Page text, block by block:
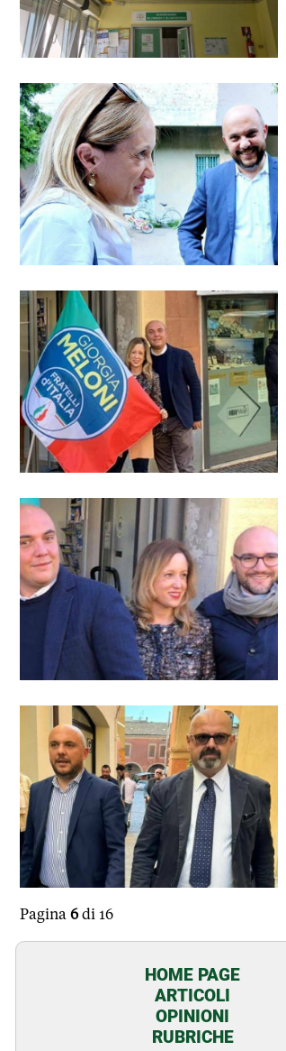
Pagina 6di 16
HOME PAGE
ARTICOLI
OPINIONI
RUBRICHE